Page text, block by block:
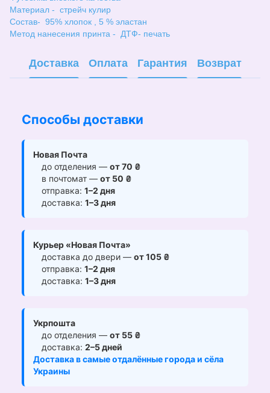
Материал - стрейч кулир
Состав- 95% хлопок , 5 % эластан
Метод нанесения принта - ДТФ- печать
Доставка Оплата Гарантия Возврат
Способы доставки
Новая Почта
до отделения — от 70 ₴
в почтомат — от 50 ₴
отправка: 1–2 дня
доставка: 1–3 дня
Курьер «Новая Почта»
доставка до двери — от 105 ₴
отправка: 1–2 дня
доставка: 1–3 дня
Укрпошта
до отделения — от 55 ₴
доставка: 2–5 дней
Доставка в самые отдалённые города и сёла
Украины